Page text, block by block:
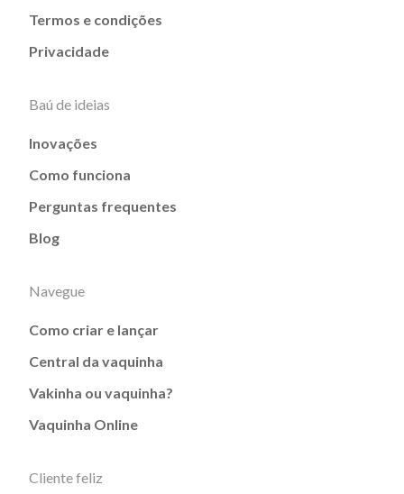
Termos e condições
Privacidade
Baú de ideias
Inovações
Como funciona
Perguntas frequentes
Blog
Navegue
Como criar e lançar
Central da vaquinha
Vakinha ou vaquinha?
Vaquinha Online
Cliente feliz